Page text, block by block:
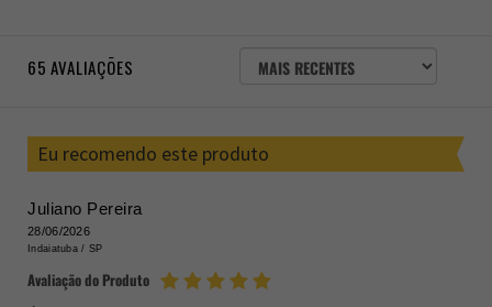
65 AVALIAÇÕES
ORDENAR
AVALIAÇÕES
Eu recomendo este produto
Juliano Pereira
28/06/2026
Indaiatuba / SP
Avaliação do Produto